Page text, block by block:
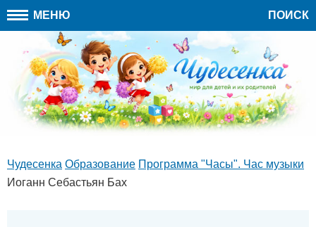
МЕНЮ ПОИСК
Чудесенка Образование Программа "Часы". Час музыки
Иоганн Себастьян Бах